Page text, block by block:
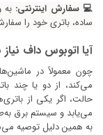
💻 سفارش اینترنتی:
ساده، باتری خود را
آیا اتوبوس داف
چون معمولاً در
حالت، اگر یکی از
می‌یابد و سیستم برق
به همین دلیل توصیه